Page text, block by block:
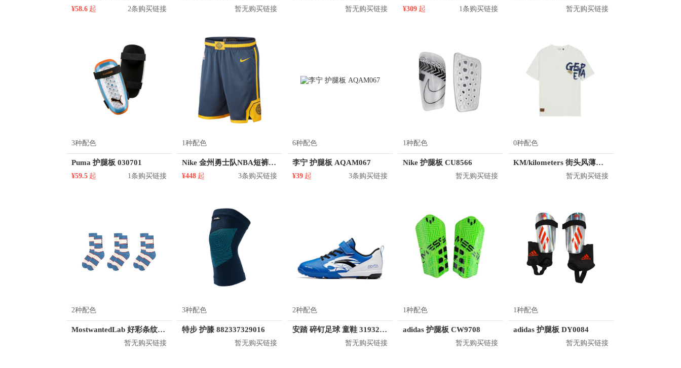
¥58.6 起 2条购买链接 暂无购买链接 暂无购买链接 ¥309 起 1条购买链接 暂无购买链接
3种配色
Puma 护腿板 030701
¥59.5 起 1条购买链接
1种配色
Nike 金州勇士队NBA短裤 912102
¥448 起 3条购买链接
6种配色
李宁 护腿板 AQAM067
¥39 起 3条购买链接
1种配色
Nike 护腿板 CU8566
暂无购买链接
0种配色
KM/kilometers 街头风薄款印花短袖T恤 男女同款 M2X2108248
暂无购买链接
2种配色
MostwantedLab 好彩条纹袜子套装 MWL
暂无购买链接
3种配色
特步 护膝 882337329016
暂无购买链接
2种配色
安踏 碎钉足球 童鞋 31932212
暂无购买链接
1种配色
adidas 护腿板 CW9708
暂无购买链接
1种配色
adidas 护腿板 DY0084
暂无购买链接